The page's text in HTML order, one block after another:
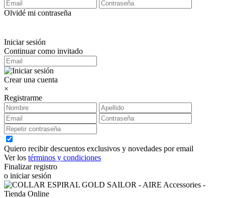
Olvidé mi contraseña
Iniciar sesión
Continuar como invitado
Crear una cuenta
×
Registrarme
Quiero recibir descuentos exclusivos y novedades por email
Ver los términos y condiciones
Finalizar registro
o iniciar sesión